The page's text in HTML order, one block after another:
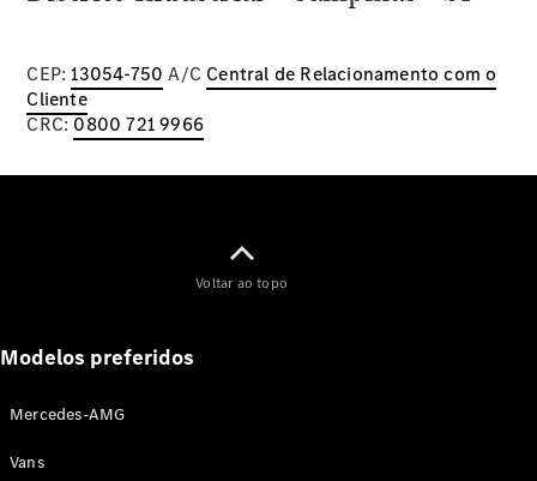
Elétrico
GLC
GLC Coupé
GLE
GLS
Online
Hatchback
CEP: 13054-750 A/C Central de Relacionamento com o
Cliente
CRC:0800 721 9966
Voltar ao topo
Modelos preferidos
Mercedes-AMG
Vans